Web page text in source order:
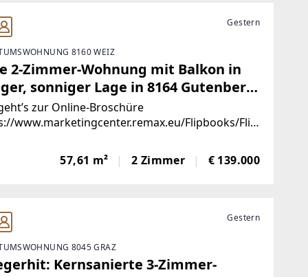
Gestern
8160 WEIZ
2-Zimmer-Wohnung mit Balkon in
sonniger Lage in 8164 Gutenberg,
Weiz!zur Online-Broschüre
www.marketingcenter.remax.eu/Flipbooks/Flip
mobile/index.php]Ihr neues Zuhause
Gutenberg – sonnig, ruhig & mit
57,61 m² 2 Zimmer € 139.000
Gestern
8045 GRAZ
Kernsanierte 3-Zimmer-